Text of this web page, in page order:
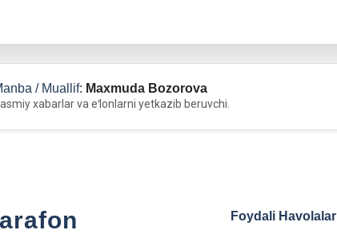
/ Muallif: Maxmuda Bozorova
xabarlar va eʻlonlarni yetkazib beruvchi.
Foydali Havolalar